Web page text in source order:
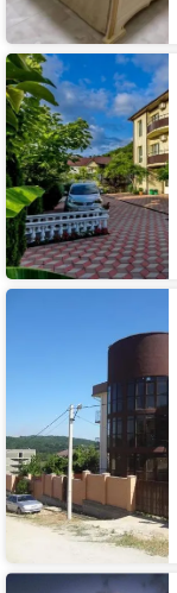
Гостиница
Алёна
Отель
Гостиница